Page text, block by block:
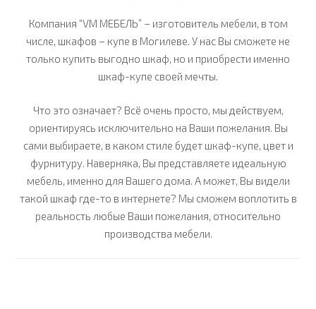
Компания “VM МЕБЕЛЬ” – изготовитель мебели, в том
числе, шкафов – купе в Могилеве. У нас Вы сможете не
только купить выгодно шкаф, но и приобрести именно
шкаф-купе своей мечты.
Что это означает? Всё очень просто, мы действуем,
ориентируясь исключительно на Ваши пожелания. Вы
сами выбираете, в каком стиле будет шкаф-купе, цвет и
фурнитуру. Наверняка, Вы представляете идеальную
мебель, именно для Вашего дома. А может, Вы видели
такой шкаф где-то в интернете? Мы сможем воплотить в
реальность любые Ваши пожелания, относительно
производства мебели.